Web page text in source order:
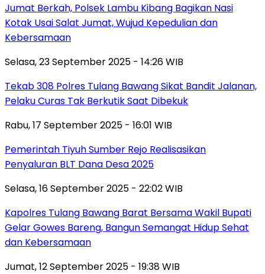
Jumat Berkah, Polsek Lambu Kibang Bagikan Nasi
Kotak Usai Salat Jumat, Wujud Kepedulian dan
Kebersamaan
Selasa, 23 September 2025 - 14:26 WIB
Tekab 308 Polres Tulang Bawang Sikat Bandit Jalanan,
Pelaku Curas Tak Berkutik Saat Dibekuk
Rabu, 17 September 2025 - 16:01 WIB
Pemerintah Tiyuh Sumber Rejo Realisasikan
Penyaluran BLT Dana Desa 2025
Selasa, 16 September 2025 - 22:02 WIB
Kapolres Tulang Bawang Barat Bersama Wakil Bupati
Gelar Gowes Bareng, Bangun Semangat Hidup Sehat
dan Kebersamaan
Jumat, 12 September 2025 - 19:38 WIB